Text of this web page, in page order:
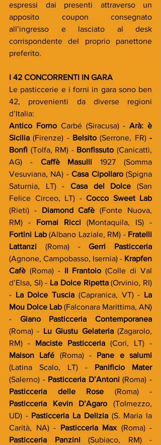
espressi dai presenti attraverso un
apposito coupon consegnato
all’ingresso e lasciato al desk
corrispondente del proprio panettone
preferito.
I 42 CONCORRENTI IN GARA
Le pasticcerie e i forni in gara sono ben
42, provenienti da diverse regioni
d’Italia:
Antico Forno Carbé (Siracusa) - Arà: è
Sicilia (Firenze) - Belsito (Serrone, FR) -
Bonfì (Tolfa, RM) - Bonfissuto (Canicattì,
AG) - Caffè Masulli 1927 (Somma
Vesuviana, NA) - Casa Cipollaro (Spigna
Saturnia, LT) - Casa del Dolce (San
Felice Circeo, LT) -
(Rieti) - Diamond Cafè (Fonte Nuova,
RM) - Fornai Ricci (Montaquila, IS) -
Fortini Lab (Albano Laziale, RM) - Fratelli
Lattanzi (Roma) -
(Agnone, Campobasso, Isernia) - Krapfen
Cafè (Roma) - Il Frantoio (Colle di Val
d’Elsa, SI) - La Dolce Ripetta (Orvinio, RI)
- La Dolce Tuscia (Capranica, VT) - La
Mou Dolce Lab (Falconara Marittima, AN)
-
(Roma) - Lu Giustu Gelateria (Zagarolo,
RM) - Maciste Pasticceria
Maison Lafé (Roma) -
(Latina Scalo, LT) -
Panificio Mater
(Salerno) - Pasticceria D’Antoni (Roma) -
Pasticceria delle Rose (Roma) -
Pasticceria Kevin D’Agaro (Tolmezzo,
UD) - Pasticceria La Delizia (S. Maria la
Carità, NA) - Pasticceria Max (Roma) -
Pasticceria Panzini (Subiaco, RM) -